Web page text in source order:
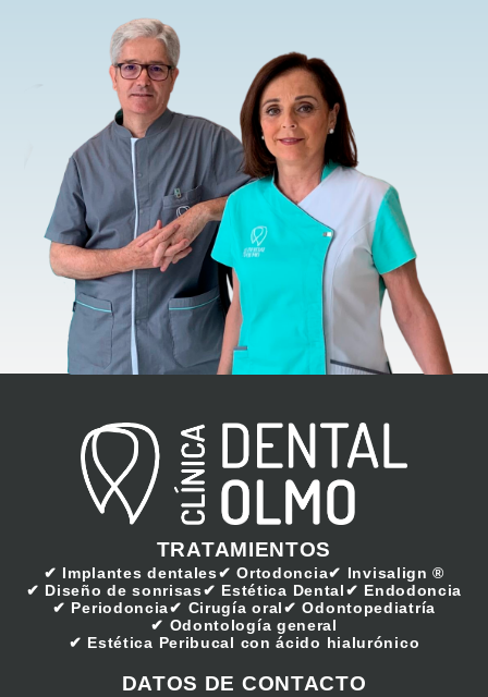
TRATAMIENTOS
Implantes dentales Ortodoncia
Invisalign ®
Diseño de sonrisas
Estética Dental
Endodoncia
Periodoncia
Cirugía oral
Odontopediatría
Odontología general
Estética Peribucal con ácido hialurónico
DATOS DE CONTACTO